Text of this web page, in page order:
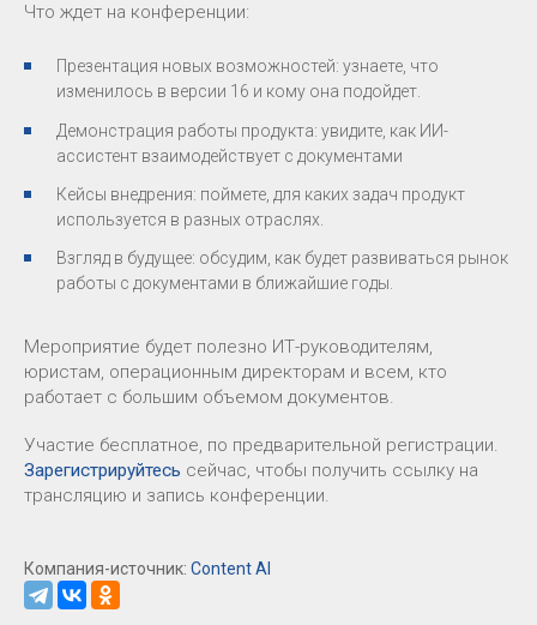
Что ждет на конференции:
Презентация новых возможностей: узнаете, что
изменилось в версии 16 и кому она подойдет.
Демонстрация работы продукта: увидите, как ИИ-
ассистент взаимодействует с документами
Кейсы внедрения: поймете, для каких задач продукт
используется в разных отраслях.
Взгляд в будущее: обсудим, как будет развиваться рынок
работы с документами в ближайшие годы.
Мероприятие будет полезно ИТ-руководителям,
юристам, операционным директорам и всем, кто
работает с большим объемом документов.
Участие бесплатное, по предварительной регистрации.
Зарегистрируйтесь сейчас, чтобы получить ссылку на
трансляцию и запись конференции.
Компания-источник: Content AI